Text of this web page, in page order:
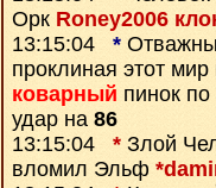
Орк Roney2006
13:15:04 *
проклиная этот
коварный пинок
удар на 86
13:15:04 * Злой
вломил Эльф